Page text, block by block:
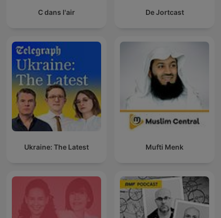
C dans l'air De Jortcast
Ukraine: The Latest Mufti Menk